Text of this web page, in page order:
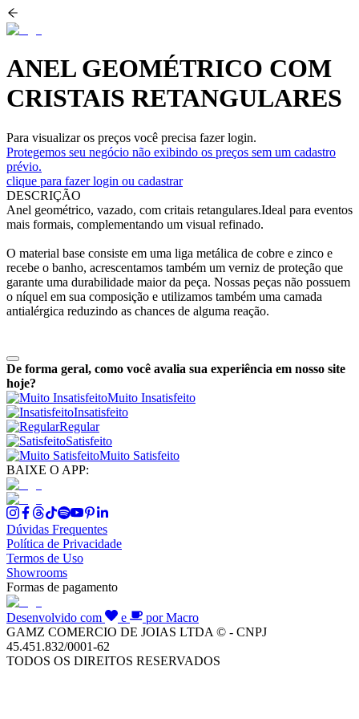
ANEL GEOMÉTRICO COM
CRISTAIS RETANGULARES
Para visualizar os preços você precisa fazer login.
Protegemos seu negócio não exibindo os preços sem um cadastro
prévio.
clique para fazer login ou cadastrar
DESCRIÇÃO
Anel geométrico, vazado, com critais retangulares.Ideal para eventos
mais formais, complementando um visual refinado.
O material base consiste em uma liga metálica de cobre e zinco e
recebe o banho, acrescentamos também um verniz de proteção que
garante uma durabilidade maior da peça. Nossas peças não possuem
o níquel em sua composição e utilizamos também uma camada
antialérgica reduzindo as chances de alguma reação.
De forma geral, como você avalia sua experiência em nosso site
hoje?
Muito Insatisfeito
Insatisfeito
Regular
Satisfeito
Muito Satisfeito
BAIXE O APP:
Dúvidas Frequentes
Política de Privacidade
Termos de Uso
Showrooms
Formas de pagamento
Desenvolvido com e
por Macro
GAMZ COMERCIO DE JOIAS LTDA © - CNPJ
45.451.832/0001-62
TODOS OS DIREITOS RESERVADOS